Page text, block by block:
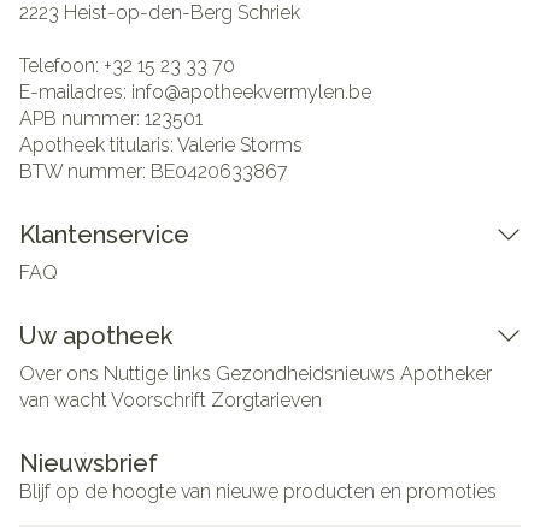
2223 Heist-op-den-Berg Schriek
Telefoon: +32 15 23 33 70
E-mailadres: info@apotheekvermylen.be
APB nummer: 123501
Apotheek titularis: Valerie Storms
BTW nummer: BE0420633867
Klantenservice
FAQ
Uw apotheek
Over ons Nuttige links Gezondheidsnieuws Apotheker
van wachtVoorschrift Zorgtarieven
Nieuwsbrief
Blijf op de hoogte van nieuwe producten en promoties